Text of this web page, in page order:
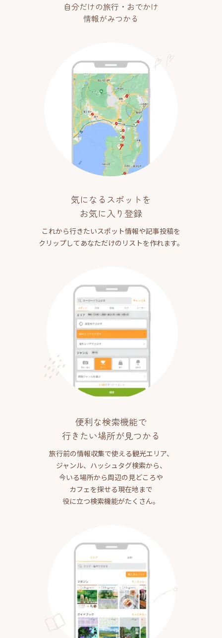
自分だけの旅行・おでかけ
情報がみつかる
気になるスポットを
お気に入り登録
これから行きたいスポット情報や記事投稿を
クリップしてあなただけのリストを作れます。
便利な検索機能で
行きたい場所が見つかる
旅行前の情報収集で使える観光エリア、
ジャンル、ハッシュタグ検索から、
今いる場所から周辺の見どころや
カフェを探せる現在地まで
役に立つ検索機能がたくさん。